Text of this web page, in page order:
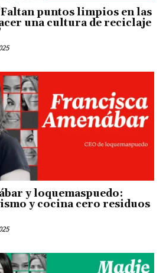
puntos limpios en las
una cultura de reciclaje
y loquemaspuedo:
y cocina cero residuos